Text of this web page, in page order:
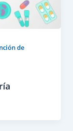
de